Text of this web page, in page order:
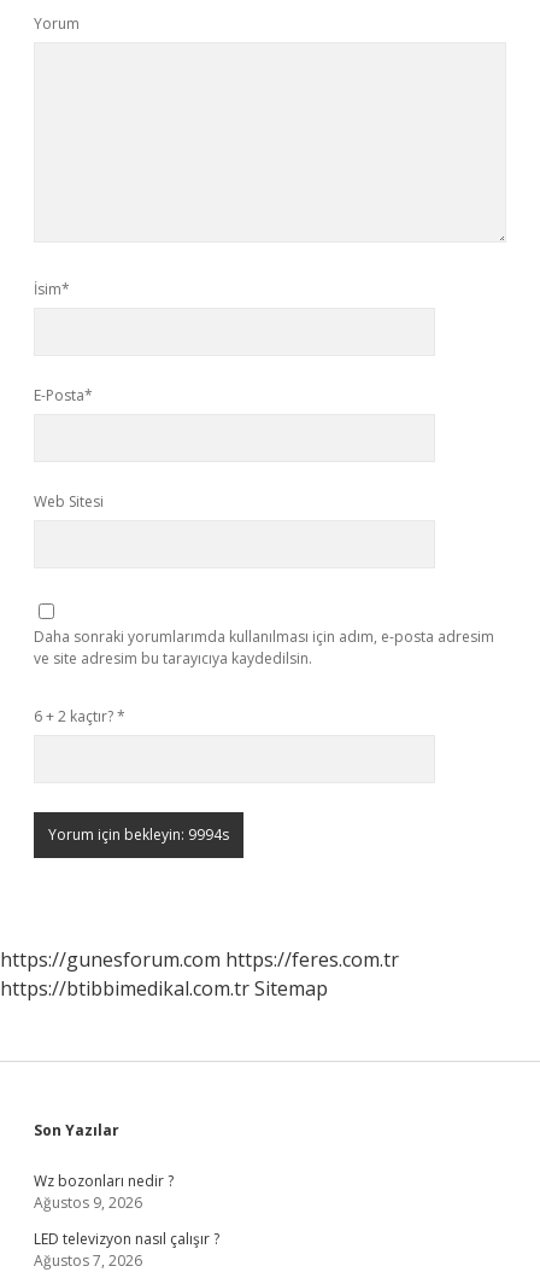
Yorum
İsim*
E-Posta*
Web Sitesi
Daha sonraki yorumlarımda kullanılması için adım, e-posta adresim
ve site adresim bu tarayıcıya kaydedilsin.
6 + 2 kaçtır?*
https://gunesforum.com https://feres.com.tr
https://btibbimedikal.com.trSitemap
Sidebar
Son Yazılar
Wz bozonları nedir ?
Ağustos 9, 2026
LED televizyon nasıl çalışır ?
Ağustos 7, 2026